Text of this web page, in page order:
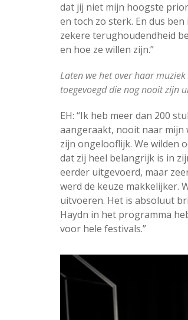
dat jij niet mijn hoogste
en toch zo sterk. En dus
zekere terughoudendheid
en hoe ze willen zijn.”
Laten we het over haar
toegevoegd die nog nooit zijn
EH: “Ik heb meer dan 200
aangeraakt, nooit naar mijn
zijn ongelooflijk. We wilden
dat zij heel belangrijk is in
eerder uitgevoerd, maar
werd de keuze makkelijker.
uitvoeren. Het is absoluut
Haydn in het programma
voor hele festivals.”